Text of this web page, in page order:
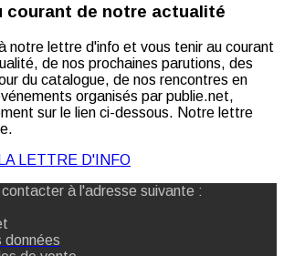
courant de notre actualité
notre lettre d'info et vous tenir au courant
de nos prochaines parutions, des
du catalogue, de nos rencontres en
organisés par publie.net,
sur le lien ci-dessous. Notre lettre
LETTRE D'INFO
à l'adresse suivante :
données